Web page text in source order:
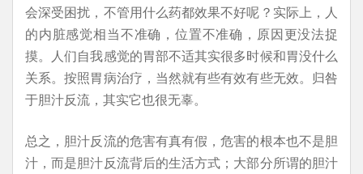
会深受困扰，不管用什么药都效果不好呢？实际上，人
的内脏感觉相当不准确，位置不准确，原因更没法捉
摸。人们自我感觉的胃部不适其实很多时候和胃没什么
关系。按照胃病治疗，当然就有些有效有些无效。归咎
于胆汁反流，其实它也很无辜。
总之，胆汁反流的危害有真有假，危害的根本也不是胆
汁，而是胆汁反流背后的生活方式；大部分所谓的胆汁